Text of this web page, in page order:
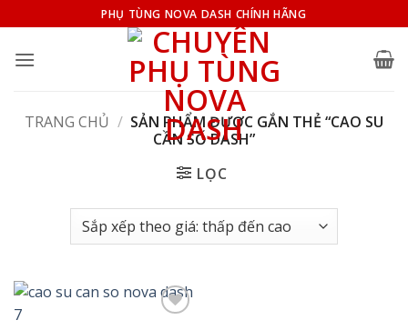
qua
nội
PHỤ TÙNG NOVA DASH CHÍNH HÃNG
TRANG CHỦ / SẢN PHẨM ĐƯỢC GẮN THẺ “CAO SU
CẦN SỐ DASH”
LỌC